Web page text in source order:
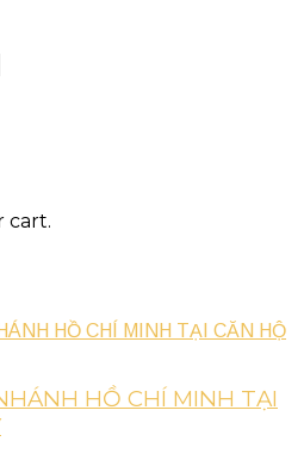
cart.
HỒ CHÍ MINH TẠI